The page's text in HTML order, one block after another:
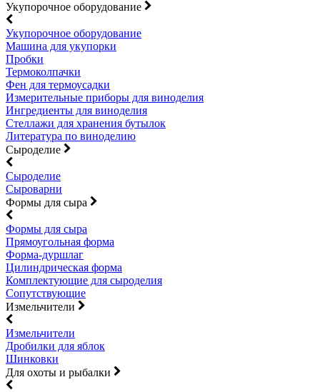
Укупорочное оборудование
Укупорочное оборудование
Машина для укупорки
Пробки
Термоколпачки
Фен для термоусадки
Измерительные приборы для виноделия
Ингредиенты для виноделия
Стеллажи для хранения бутылок
Литература по виноделию
Сыроделие
Сыроделие
Сыроварни
Формы для сыра
Формы для сыра
Прямоугольная форма
Форма-дуршлаг
Цилиндрическая форма
Комплектующие для сыроделия
Сопутствующие
Измельчители
Измельчители
Дробилки для яблок
Шинковки
Для охоты и рыбалки